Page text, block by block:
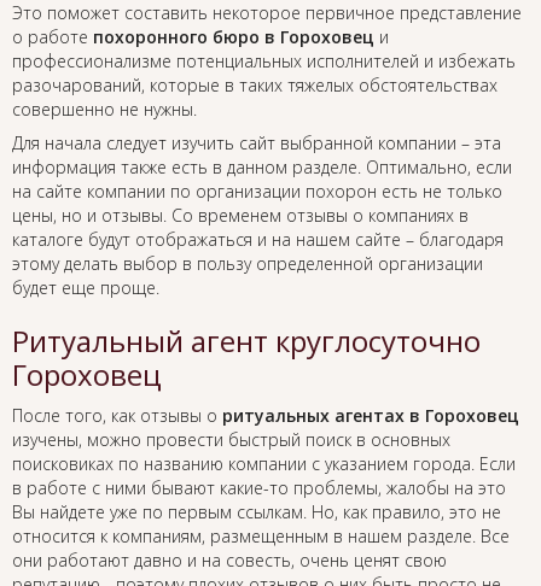
Это поможет составить некоторое первичное представление
о работе похоронного бюро в Гороховец и
профессионализме потенциальных исполнителей и избежать
разочарований, которые в таких тяжелых обстоятельствах
совершенно не нужны.
Для начала следует изучить сайт выбранной компании – эта
информация также есть в данном разделе. Оптимально, если
на сайте компании по организации похорон есть не только
цены, но и отзывы. Со временем отзывы о компаниях в
каталоге будут отображаться и на нашем сайте – благодаря
этому делать выбор в пользу определенной организации
будет еще проще.
Ритуальный агент круглосуточно
Гороховец
После того, как отзывы о ритуальных агентах в Гороховец
изучены, можно провести быстрый поиск в основных
поисковиках по названию компании с указанием города. Если
в работе с ними бывают какие-то проблемы, жалобы на это
Вы найдете уже по первым ссылкам. Но, как правило, это не
относится к компаниям, размещенным в нашем разделе. Все
они работают давно и на совесть, очень ценят свою